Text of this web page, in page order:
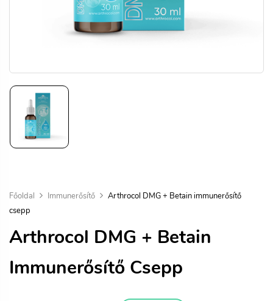
Főoldal Immunerősítő
Arthrocol DMG + Betain immunerősítő
csepp
Arthrocol DMG + Betain
Immunerősítő Csepp